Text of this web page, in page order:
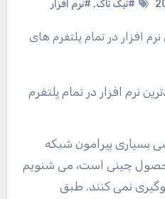
#تیک تاک, #نرم افزار
بسیاری پیرامون شبکه
چینی است، می شنویم
نمی کنند. طبق